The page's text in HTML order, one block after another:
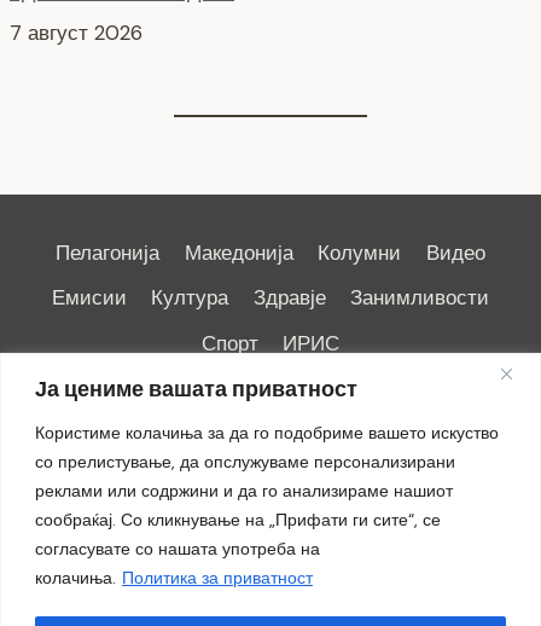
Ја цениме вашата приватност
Користиме колачиња за да го подобриме вашето искуство
со прелистување, да опслужуваме персонализирани
реклами или содржини и да го анализираме нашиот
сообраќај. Со кликнување на „Прифати ги сите“, се
согласувате со нашата употреба на
колачиња. Политика за приватност
6 август 2026
Пелагонија Македонија Колумни
Видео
Емисии
Култура Здравје
Занимливости
Спорт
ИРИС
Импресум|Маркетинг